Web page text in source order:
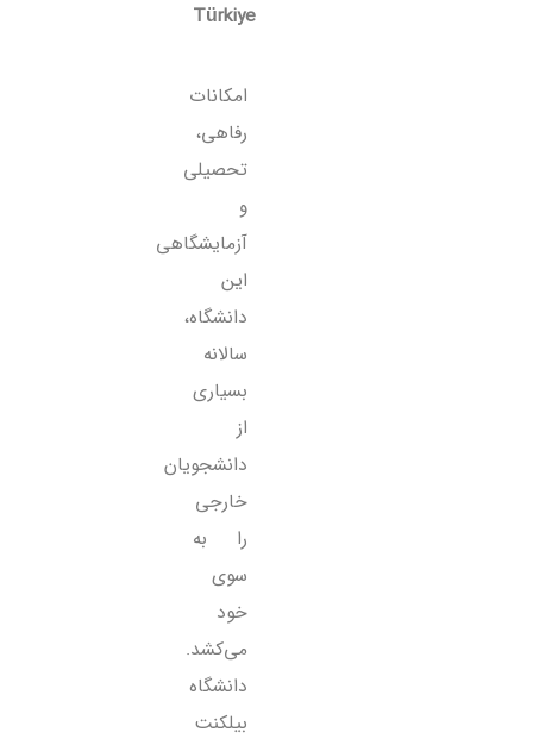
Türkiye
امکانات
رفاهی،
تحصیلی
و
آزمایشگاهی
این
دانشگاه،
سالانه
بسیاری
از
دانشجویان
خارجی
را به
سوی
خود
می‌کشد.
دانشگاه
بیلکنت